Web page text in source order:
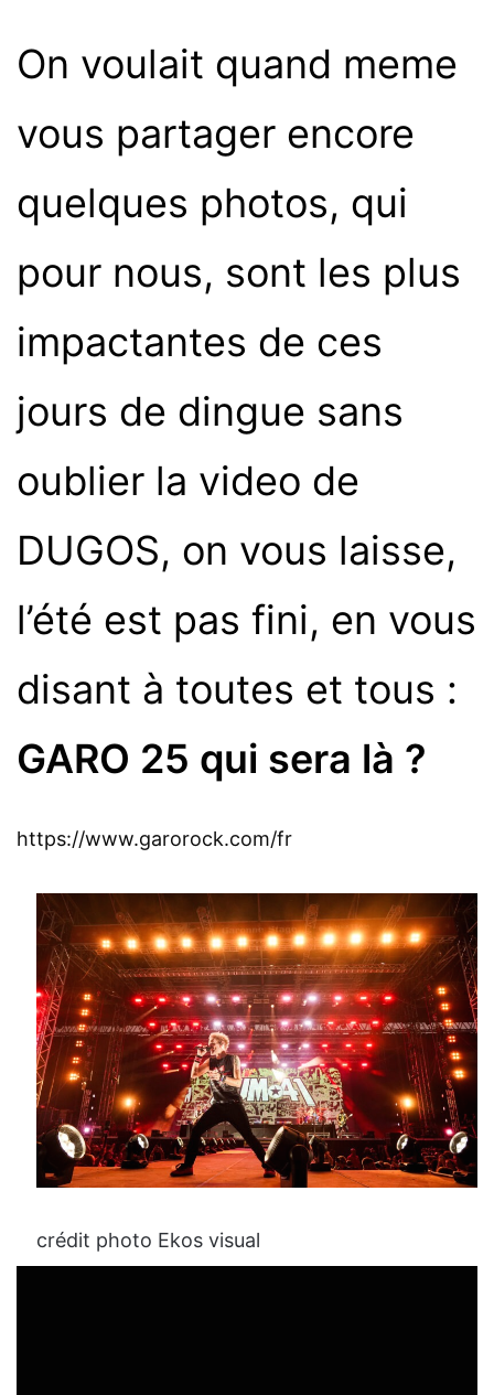
On voulait quand meme
vous partager encore
quelques photos, qui
pour nous, sont les plus
impactantes de ces
jours de dingue sans
oublier la video de
DUGOS, on vous laisse,
l’été est pas fini, en vous
disant à toutes et tous :
GARO 25 qui sera là ?
https://www.garorock.com/fr
crédit photo Ekos visual